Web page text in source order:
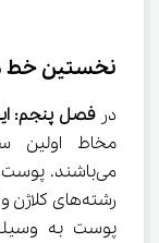
نخستین خط
در فصل پنجم:
می‌باشند.